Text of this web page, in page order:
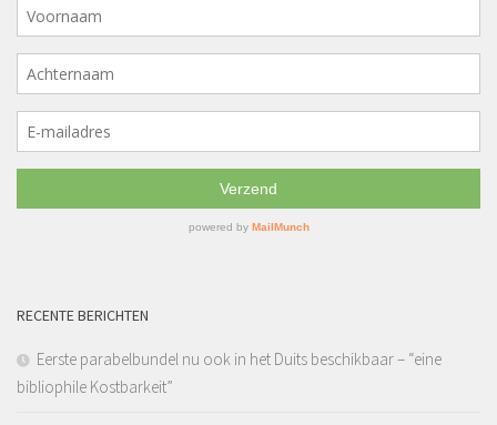
RECENTE BERICHTEN
Eerste parabelbundel nu ook in het Duits beschikbaar – “eine
bibliophile Kostbarkeit”